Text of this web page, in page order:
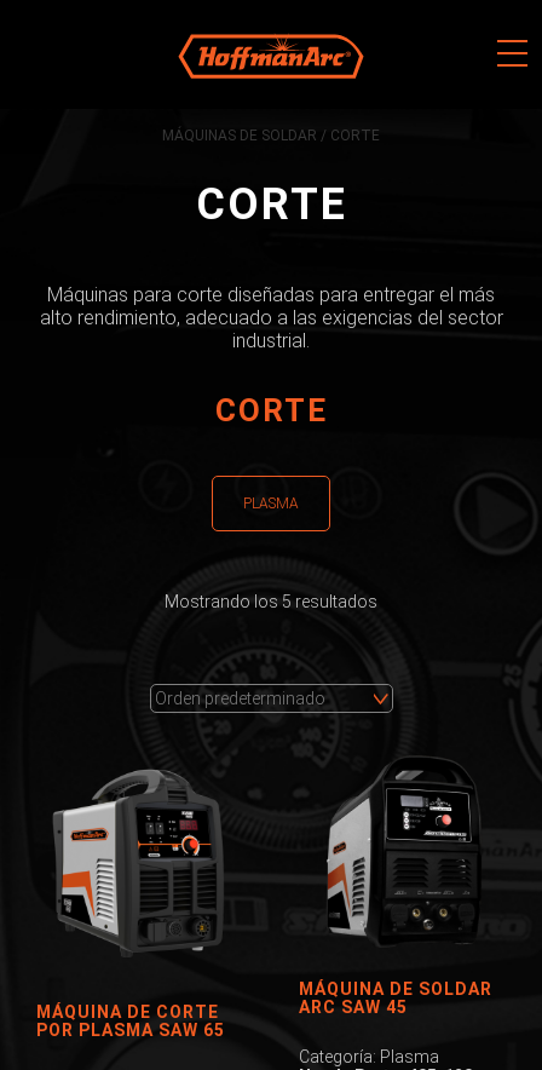
MÁQUINAS DE SOLDAR / CORTE
CORTE
Máquinas para corte diseñadas para entregar el más
alto rendimiento, adecuado a las exigencias del sector
industrial.
CORTE
PLASMA
Mostrando los 5 resultados
MÁQUINA DE CORTE
POR PLASMA SAW 65
MÁQUINA DE SOLDAR
ARC SAW 45
Categoría: Plasma